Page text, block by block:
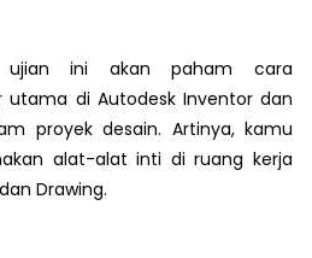
ujian ini akan paham cara
di Autodesk Inventor dan
proyek desain. Artinya, kamu
alat-alat inti di ruang kerja
Drawing.